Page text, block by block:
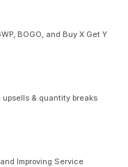
BOGO, and Buy X Get Y
upsells & quantity breaks
Improving Service